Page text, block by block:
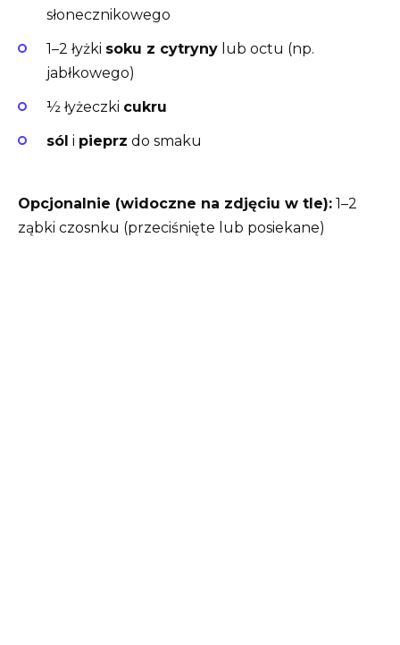
słonecznikowego
1–2 łyżki soku z cytryny lub octu (np.
jabłkowego)
½ łyżeczki cukru
sól i pieprz do smaku
Opcjonalnie (widoczne na zdjęciu w tle): 1–2
ząbki czosnku (przeciśnięte lub posiekane)